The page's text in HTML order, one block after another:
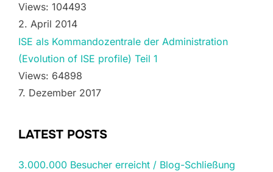
Views: 104493
2. April 2014
ISE als Kommandozentrale der Administration
(Evolution of ISE profile) Teil 1
Views: 64898
7. Dezember 2017
LATEST POSTS
3.000.000 Besucher erreicht / Blog-Schließung